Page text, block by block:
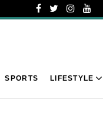
SPORTS LIFESTYLE